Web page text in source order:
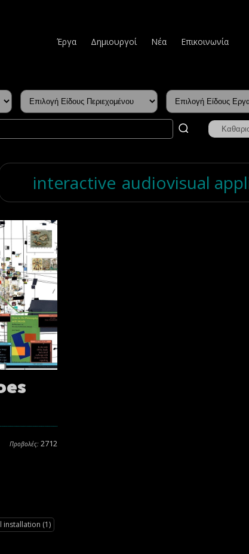
Έργα Δημιουργοί Νέα Επικοινωνία
interactive audiovisual
Προβολές: 2712
installation (1)